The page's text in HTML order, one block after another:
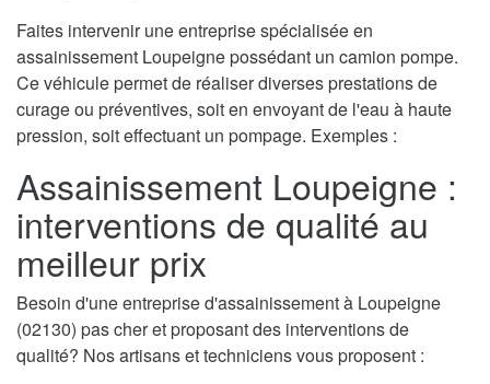
Faites intervenir une entreprise spécialisée en
assainissement Loupeigne possédant un camion pompe.
Ce véhicule permet de réaliser diverses prestations de
curage ou préventives, soit en envoyant de l'eau à haute
pression, soit effectuant un pompage. Exemples :
Assainissement Loupeigne :
interventions de qualité au
meilleur prix
Besoin d'une entreprise d'assainissement à Loupeigne
(02130) pas cher et proposant des interventions de
qualité? Nos artisans et techniciens vous proposent :